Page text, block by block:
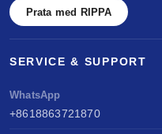
Prata med RIPPA
SERVICE & SUPPORT
WhatsApp
+8618863721870